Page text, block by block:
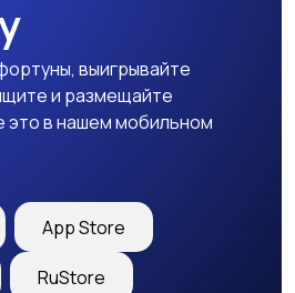
выигрывайте
и размещайте
это в нашем мобильном
App Store
RuStore